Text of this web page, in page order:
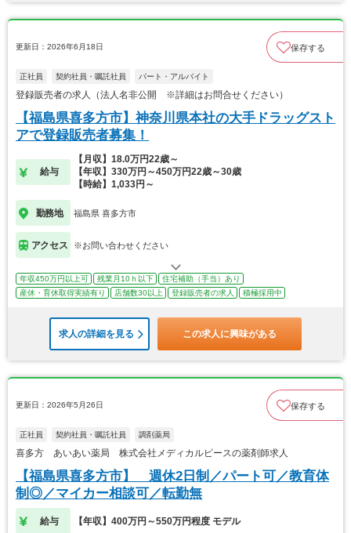
更新日：2026年6月18日 保存する
正社員 契約社員・嘱託社員 パート・アルバイト
登録販売者の求人（法人名非公開 ※詳細はお問合せください）
【福島県喜多方市】神奈川県本社の大手ドラッグスト
アで登録販売者募集！
給与
【月収】18.0万円22歳～
【年収】330万円～450万円22歳～30歳
【時給】1,033円～
勤務地 福島県 喜多方市
アクセス ※お問い合わせください
年収450万円以上可 残業月10ｈ以下
住宅補助（手当）あり
産休・育休取得実績有り
店舗数30以上 登録販売者の求人 積極採用中
求人の詳細を見る この求人に興味がある
更新日：2026年5月26日 保存する
正社員 契約社員・嘱託社員 調剤薬局
喜多方 あいあい薬局 株式会社メディカルピースの薬剤師求人
【福島県喜多方市】 週休2日制／パート可／教育体
制◎／マイカー相談可／転勤無
給与 【年収】400万円～550万円程度 モデル